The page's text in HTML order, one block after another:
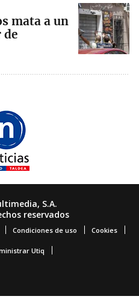
mata a un
de
S.A.
reservados
Condiciones de uso Cookies
Utiq